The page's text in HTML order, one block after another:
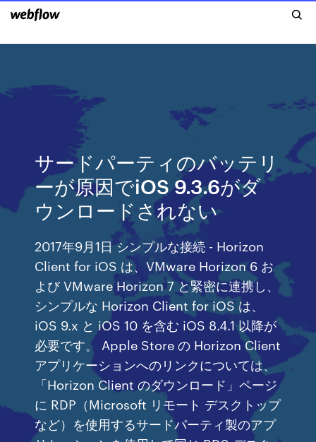
サードパーティのバッテリ
ーが原因でiOS 9.3.6がダ
ウンロードされない
2017年9月1日 シンプルな接続 - Horizon
Client for iOS は、VMware Horizon 6 お
よび VMware Horizon 7 と緊密に連携し、
シンプルな Horizon Client for iOS は、
iOS 9.x と iOS 10 を含む iOS 8.4.1 以降が
必要です。 Apple Store の Horizon Client
アプリケーションへのリンクについては、
「Horizon Client のダウンロード」ページ
に RDP（Microsoft リモート デスクトップ
など）を使用するサードパーティ製のアプ